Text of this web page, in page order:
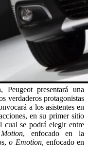
presentará una
verdaderos protagonistas
a los asistentes en
en su primer sitio
cual se podrá elegir entre
Motion, enfocado en la
o Emotion, enfocado en